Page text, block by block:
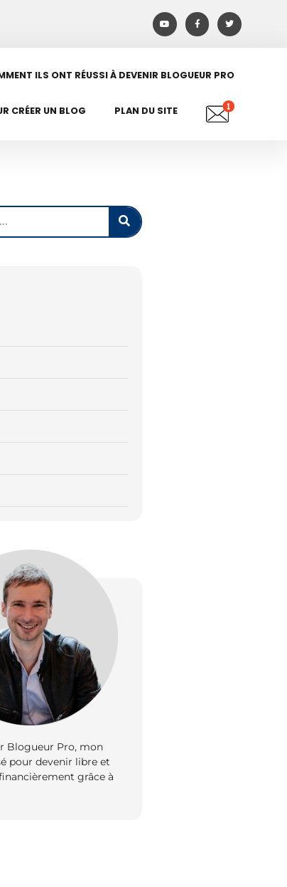
ILS ONT RÉUSSI À DEVENIR BLOGUEUR PRO
CRÉER UN BLOG PLAN DU SITE
Blogueur Pro, mon
pour devenir libre et
grâce à